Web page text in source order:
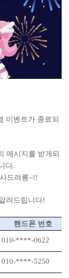
이벤트가 종료되
메시지를 받게되
다.
드려룡~!!
려드립니다!
핸드폰 번호
010-****-0622
010-****-5250